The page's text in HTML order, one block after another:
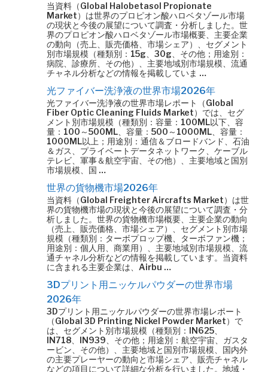
当資料（Global Halobetasol Propionate
Market）は世界のプロピオン酸ハロベタゾール市場
の現状と今後の展望について調査・分析しました。世
界のプロピオン酸ハロベタゾール市場概要、主要企業
の動向（売上、販売価格、市場シェア）、セグメント
別市場規模（種類別：15g、30g、その他；用途別：
病院、診療所、その他）、主要地域別市場規模、流通
チャネル分析などの情報を掲載していま …
光ファイバー洗浄液の世界市場2026年
光ファイバー洗浄液の世界市場レポート（Global
Fiber Optic Cleaning Fluids Market）では、セグ
メント別市場規模（種類別：容量：100ML以下、容
量：100～500ML、容量：500～1000ML、容量：
1000ML以上；用途別：通信＆ブロードバンド、石油
＆ガス、プライベートデータネットワーク、ケーブル
テレビ、軍事＆航空宇宙、その他）、主要地域と国別
市場規模、国 …
世界の貨物機市場2026年
当資料（Global Freighter Aircrafts Market）は世
界の貨物機市場の現状と今後の展望について調査・分
析しました。世界の貨物機市場概要、主要企業の動向
（売上、販売価格、市場シェア）、セグメント別市場
規模（種類別：ターボプロップ機、ターボファン機；
用途別：個人用、商業用）、主要地域別市場規模、流
通チャネル分析などの情報を掲載しています。当資料
に含まれる主要企業は、Airbu …
3Dプリント用ニッケルパウダーの世界市場
2026年
3Dプリント用ニッケルパウダーの世界市場レポート
（Global 3D Printing Nickel Powder Market）で
は、セグメント別市場規模（種類別：IN625、
IN718、IN939、その他；用途別：航空宇宙、ガスタ
ービン、その他）、主要地域と国別市場規模、国内外
の主要プレーヤーの動向と市場シェア、販売チャネル
などの項目について詳細な分析を行いました。地域・